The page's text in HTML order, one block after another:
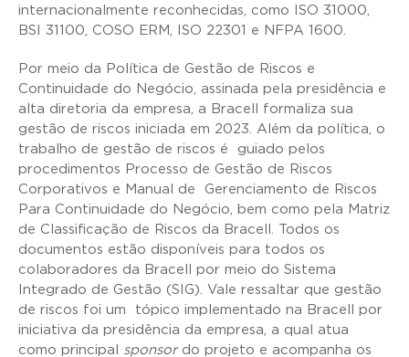
internacionalmente reconhecidas, como ISO 31000,
BSI 31100, COSO ERM, ISO 22301 e NFPA 1600.
Por meio da Política de Gestão de Riscos e
Continuidade do Negócio, assinada pela presidência e
alta diretoria da empresa, a Bracell formaliza sua
gestão de riscos iniciada em 2023. Além da política, o
trabalho de gestão de riscos é guiado pelos
procedimentos Processo de Gestão de Riscos
Corporativos e Manual de Gerenciamento de Riscos
Para Continuidade do Negócio, bem como pela Matriz
de Classificação de Riscos da Bracell. Todos os
documentos estão disponíveis para todos os
colaboradores da Bracell por meio do Sistema
Integrado de Gestão (SIG). Vale ressaltar que gestão
de riscos foi um tópico implementado na Bracell por
iniciativa da presidência da empresa, a qual atua
como principal sponsor do projeto e acompanha os